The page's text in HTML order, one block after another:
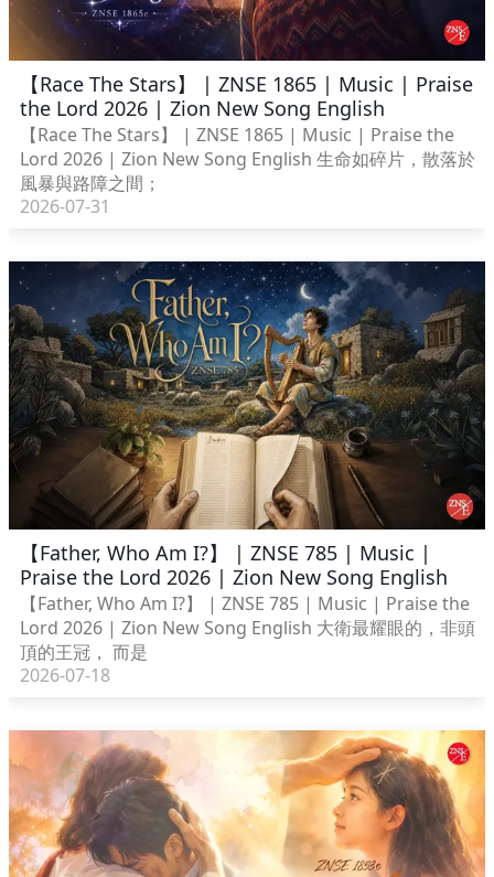
【Race The Stars】 | ZNSE 1865 | Music | Praise
the Lord 2026 | Zion New Song English
【Race The Stars】 | ZNSE 1865 | Music | Praise the
Lord 2026 | Zion New Song English 生命如碎片，散落於
風暴與路障之間；
2026-07-31
【Father, Who Am I?】 | ZNSE 785 | Music |
Praise the Lord 2026 | Zion New Song English
【Father, Who Am I?】 | ZNSE 785 | Music | Praise the
Lord 2026 | Zion New Song English 大衛最耀眼的，非頭
頂的王冠， 而是
2026-07-18